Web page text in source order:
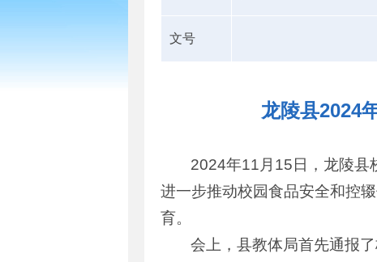
文号
龙陵县2024
2024年11月15日，龙陵县
进一步推动校园食品安全和控
育。
会上，县教体局首先通报